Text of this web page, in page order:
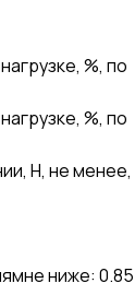
%, по
%, по
Н, не менее,
ниже: 0.85